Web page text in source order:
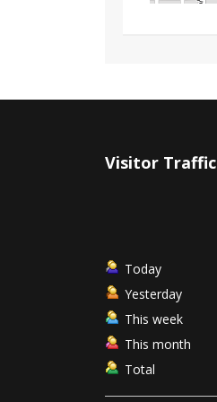
Visitor Traffic
Today
Yesterday
This week
This month
Total